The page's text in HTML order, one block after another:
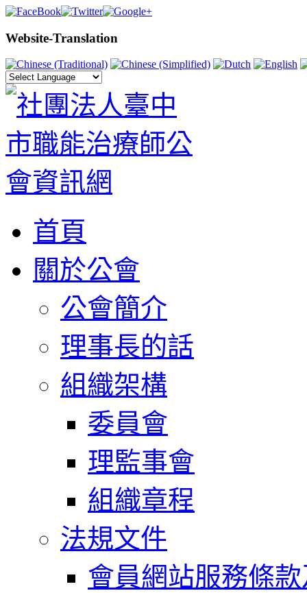
Website-Translation
首頁
關於公會
公會簡介
理事長的話
組織架構
委員會
理監事會
組織章程
法規文件
會員網站服務條